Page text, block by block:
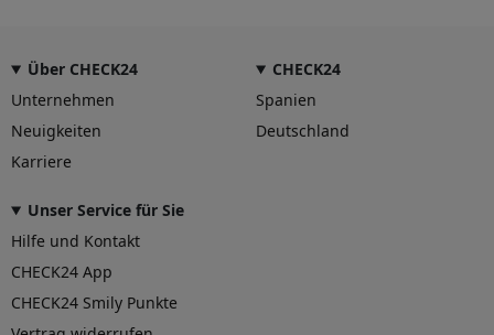
Über CHECK24
Unternehmen
Neuigkeiten
Karriere
CHECK24
Spanien
Deutschland
Unser Service für Sie
Hilfe und Kontakt
CHECK24 App
CHECK24 Smily Punkte